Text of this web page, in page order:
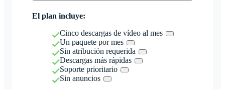
El plan incluye:
Cinco descargas de vídeo al mes
Un paquete por mes
Sin atribución requerida
Descargas más rápidas
Soporte prioritario
Sin anuncios